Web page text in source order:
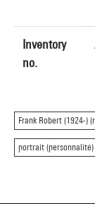
Inventory
no.
Frank Robert (1924-)
portrait (personnalité)